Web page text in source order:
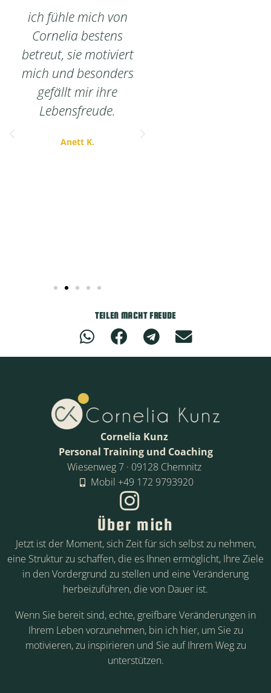
ich fühle mich von
Cornelia bestens
betreut, sie motiviert
mich und besonders
gefällt mir ihre
Lebensfreude.
Anett K.
TEILEN MACHT FREUDE
Cornelia Kunz
Personal Training und Coaching
Wiesenweg 7 · 09128 Chemnitz
Mobil +49 172 9793920
Über mich
Jetzt ist der Moment, sich Zeit für sich selbst zu nehmen,
eine Struktur zu schaffen, die es Ihnen ermöglicht, Ihre Ziele
in den Vordergrund zu stellen und eine Veränderung
herbeizuführen, die von Dauer ist.
Wenn Sie bereit sind, echte, greifbare Veränderungen in
Ihrem Leben vorzunehmen, bin ich hier, um Sie zu
motivieren, zu inspirieren und Sie auf Ihrem Weg zu
unterstützen.